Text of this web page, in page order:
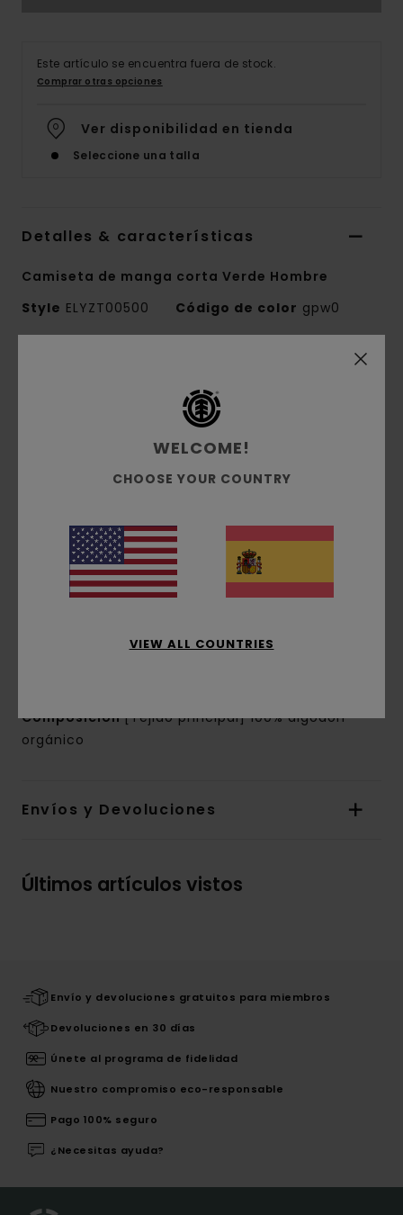
Este artículo se encuentra fuera de stock.
Comprar otras opciones
Ver disponibilidad en tienda
Seleccione una talla
Detalles & características
Camiseta de manga corta Verde Hombre
Style ELYZT00500 Código de color gpw0
colección Mainline
tejido de punto de 100% algodón
orgánico [180 g/m2]
Conscious by Nature:Algodón Orgánico
Mangas:manga corta
Marca:estampados de base agua en el
pecho y la espalda
La apariencia del producto puede variar
Composición[Tejido principal] 100% algodón
orgánico
Envíos y Devoluciones
Últimos artículos vistos
Envío y devoluciones gratuitos para miembros
Devoluciones en 30 días
Únete al programa de fidelidad
Nuestro compromiso eco-responsable
Pago 100% seguro
¿Necesitas ayuda?
WELCOME!
CHOOSE YOUR COUNTRY
VIEW ALL COUNTRIES